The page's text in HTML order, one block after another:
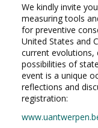
We kindly invite
measuring tools
for preventive
United States and
current evolutions,
possibilities of
event is a unique
reflections and
registration: